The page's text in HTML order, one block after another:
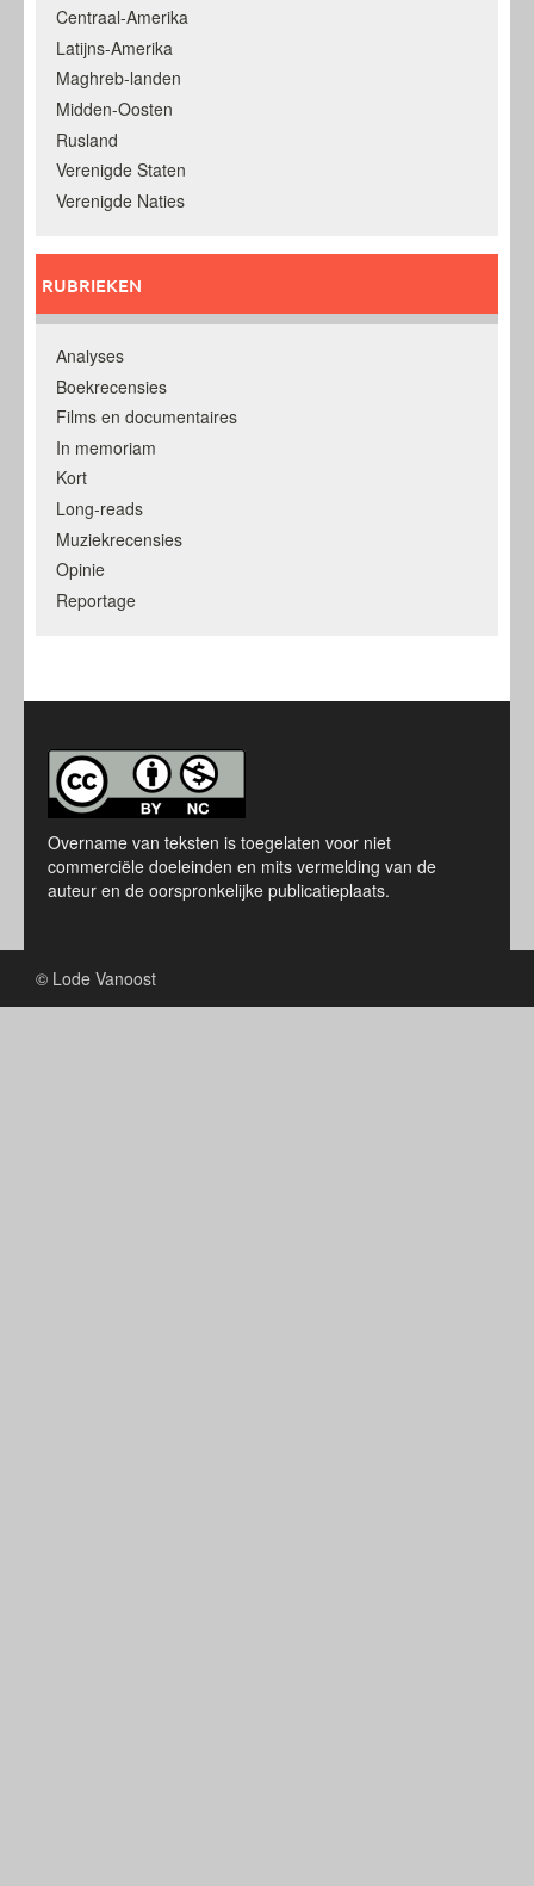
Centraal-Amerika
Latijns-Amerika
Maghreb-landen
Midden-Oosten
Rusland
Verenigde Staten
Verenigde Naties
RUBRIEKEN
Analyses
Boekrecensies
Films en documentaires
In memoriam
Kort
Long-reads
Muziekrecensies
Opinie
Reportage
Overname van teksten is toegelaten voor niet
commerciële doeleinden en mits vermelding van de
auteur en de oorspronkelijke publicatieplaats.
© Lode Vanoost